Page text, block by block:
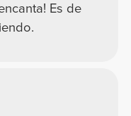
Es de